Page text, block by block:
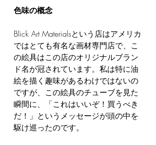
色味の概念
Blick Art Materialsという店はアメリカ
ではとても有名な画材専門店で、こ
の絵具はこの店のオリジナルブラン
ド名が冠されています。私は特に油
絵を描く趣味があるわけではないの
ですが、この絵具のチューブを見た
瞬間に、「これはいいぞ！買うべき
だ！」というメッセージが頭の中を
駆け巡ったのです。